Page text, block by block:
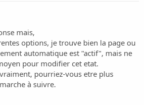
mais,
options, je trouve bien la page ou
automatique est "actif", mais ne
pour modifier cet etat.
pourriez-vous etre plus
à suivre.